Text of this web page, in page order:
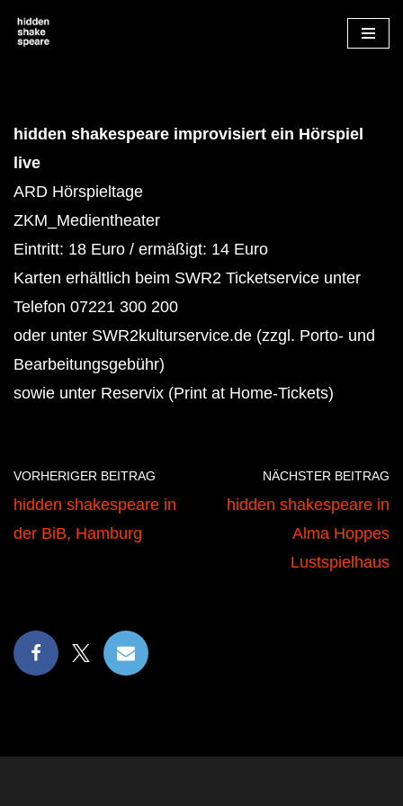
Zum
hidden shakespeare improvisiert ein Hörspiel
live
ARD Hörspieltage
ZKM_Medientheater
Eintritt: 18 Euro / ermäßigt: 14 Euro
Karten erhältlich beim SWR2 Ticketservice unter
Telefon 07221 300 200
oder unter SWR2kulturservice.de (zzgl. Porto- und
Bearbeitungsgebühr)
sowie unter Reservix (Print at Home-Tickets)
VORHERIGER BEITRAG
hidden shakespeare in
der BiB, Hamburg
NÄCHSTER BEITRAG
hidden shakespeare in
Alma Hoppes
Lustspielhaus